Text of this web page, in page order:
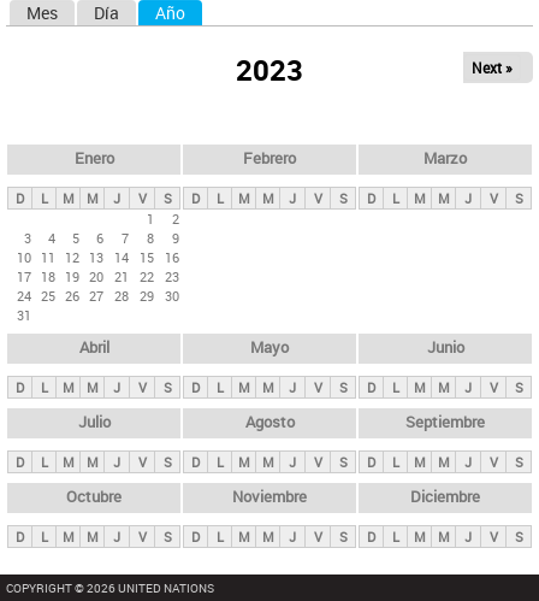
ds
p
n
c
i
p
l
e
s
Mes Día Año
2023 Next »
Enero
D L M M J V
S
1
2
3
4 5 6 7 8
9
10 11 12 13 14 15
16
17 18 19 20 21 22 23
24 25 26 27 28 29 30
31
Febrero
D L M M J V S
Marzo
D L M M J V S
Abril
D L M M J V S
Mayo
D L M M J V S
Junio
D L M M J V S
Julio
D L M M J V S
Agosto
D L M M J V S
Septiembre
D L M M J V S
Octubre
D L M M J V S
Noviembre
D L M M J V S
Diciembre
D L M M J V S
COPYRIGHT © 2026 UNITED NATIONS